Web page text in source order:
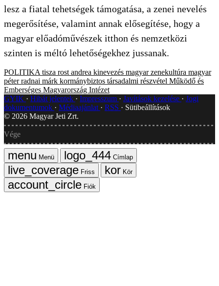
lesz a fiatal tehetségek támogatása, a zenei nevelés
megerősítése, valamint annak elősegítése, hogy a
magyar előadóművészek itthon és nemzetközi
szinten is méltó lehetőségekhez jussanak.
POLITIKA tisza rost andrea kinevezés magyar zenekultúra magyar
péter radnai márk kormánybiztos társadalmi részvétel Működő és
Emberséges Magyarország Intézet
GYIK
Hibát jelentek Impresszum Javítások kezelése
Jogi
dokumentumok
Médiaajánlat RSS
Sütibeállítások
© 2026 Magyar Jeti Zrt.
Vége
Menü
Címlap
Friss
Kör
Fiók